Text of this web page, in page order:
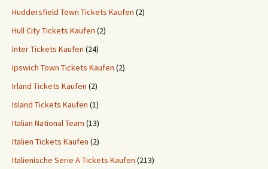
Huddersfield Town Tickets Kaufen (2)
Hull City Tickets Kaufen (2)
Inter Tickets Kaufen (24)
Ipswich Town Tickets Kaufen (2)
Irland Tickets Kaufen (2)
Island Tickets Kaufen (1)
Italian National Team (13)
Italien Tickets Kaufen (2)
Italienische Serie A Tickets Kaufen (213)